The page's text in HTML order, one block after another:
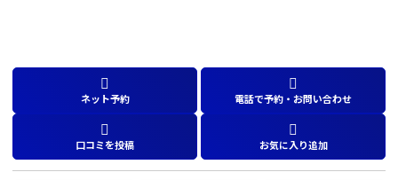
ネット予約 電話で予約・お問い合わせ
口コミを投稿 お気に入り追加